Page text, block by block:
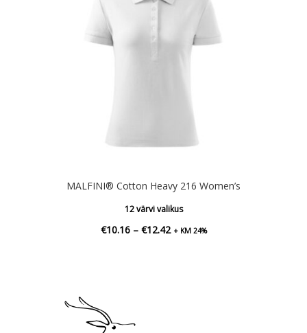
MALFINI® Cotton Heavy 216 Women’s
12 värvi valikus
€10.16 – €12.42Hinnavahemik:
+ KM 24%